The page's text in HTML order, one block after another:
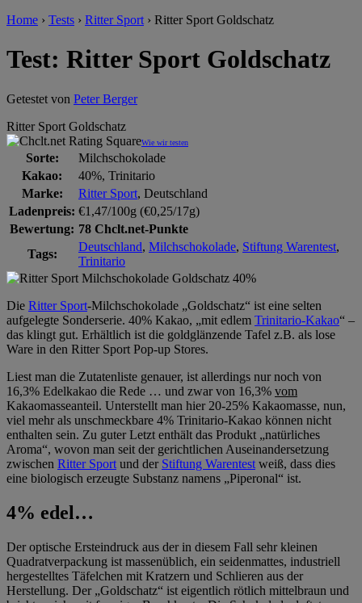
Home › Tests › Ritter Sport › Ritter Sport Goldschatz
Test: Ritter Sport Goldschatz
Getestet von Peter Berger
Ritter Sport Goldschatz
Wie wir testen
Sorte:
Milchschokolade
Kakao:
40%, Trinitario
Marke:
Ritter Sport, Deutschland
Ladenpreis: €1,47/100g (€0,25/17g)
Bewertung: 78 Chclt.net-Punkte
Tags:
Deutschland, Milchschokolade, Stiftung Warentest,
Trinitario
Die Ritter Sport-Milchschokolade „Goldschatz“ ist eine selten
aufgelegte Sonderserie. 40% Kakao, „mit edlem Trinitario-Kakao“ –
das klingt gut. Erhältlich ist die goldglänzende Tafel z.B. als lose
Ware in den Ritter Sport Pop-up Stores.
Liest man die Zutatenliste genauer, ist allerdings nur noch von
16,3% Edelkakao die Rede … und zwar von 16,3% vom
Kakaomasseanteil. Unterstellt man hier 20-25% Kakaomasse, nun,
viel mehr als unschmeckbare 4% Trinitario-Kakao können nicht
enthalten sein. Zu guter Letzt enthält das Produkt „natürliches
Aroma“, wovon man seit der gerichtlichen Auseinandersetzung
zwischen Ritter Sport und der Stiftung Warentest weiß, dass dies
eine biologisch erzeugte Substanz namens „Piperonal“ ist.
4% edel…
Der optische Ersteindruck aus der in diesem Fall sehr kleinen
Quadratverpackung ist massenüblich, ein seidenmattes, industriell
hergestelltes Täfelchen mit Kratzern und Schlieren aus der
Herstellung. Der „Goldschatz“ ist eigentlich rötlich mittelbraun und